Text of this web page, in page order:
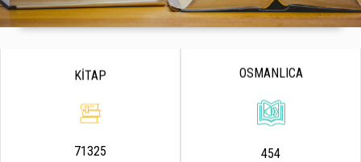
KİTAP
71325
OSMANLICA
454